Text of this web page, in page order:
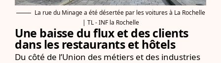
La rue du Minage a été désertée par les voitures à La Rochelle
| TL - INF la Rochelle
Une baisse du flux et des clients
dans les restaurants et hôtels
Du côté de l’Union des métiers et des industries